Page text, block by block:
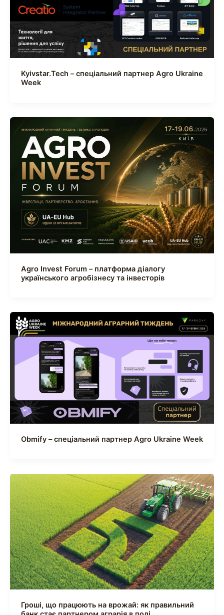
Kyivstar.Tech – спеціальний партнер Agro Ukraine
Week
Agro Invest Forum – платформа діалогу
українського агробізнесу та інвесторів
Obmify – спеціальний партнер Agro Ukraine Week
Гроші, що працюють на врожай: як правильний